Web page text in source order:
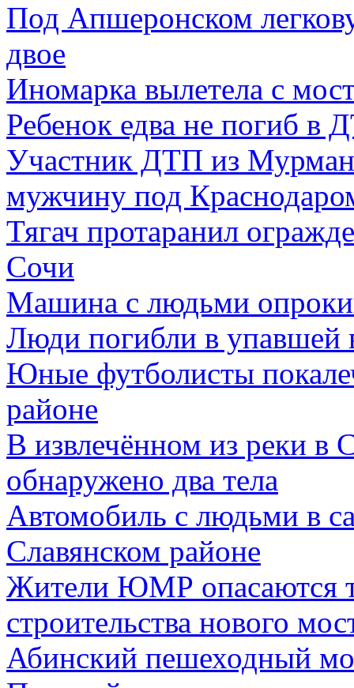
Под Апшеронском
двое
Иномарка вылетела с
Ребенок едва не погиб
Участник ДТП из
мужчину под
Тягач протаранил
Сочи
Машина с людьми
Люди погибли в упавшей
Юные футболисты
районе
В извлечённом из реки в
обнаружено два тела
Автомобиль с людьми в
Славянском районе
Жители ЮМР опасаются
строительства нового
Абинский пешеходный